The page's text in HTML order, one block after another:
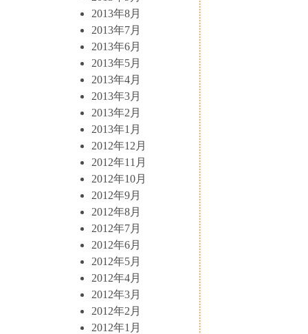
2013年8月
2013年7月
2013年6月
2013年5月
2013年4月
2013年3月
2013年2月
2013年1月
2012年12月
2012年11月
2012年10月
2012年9月
2012年8月
2012年7月
2012年6月
2012年5月
2012年4月
2012年3月
2012年2月
2012年1月